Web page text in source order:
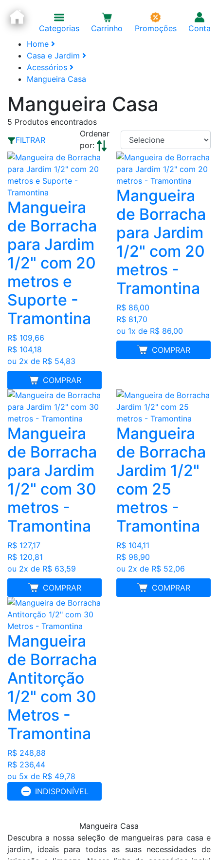
Categorias Carrinho Promoções
Conta
Home
Casa e Jardim
Acessórios
Mangueira Casa
Mangueira Casa
5 Produtos encontrados
FILTRAR
Ordenar
por:
Mangueira
de Borracha
para Jardim
1/2" com 20
metros e
Suporte -
Tramontina
R$ 109,66
R$ 104,18
ou 2x de R$ 54,83
COMPRAR
MELHOR PREÇO
Mangueira
de Borracha
para Jardim
1/2" com 20
metros -
Tramontina
R$ 86,00
R$ 81,70
ou 1x de R$ 86,00
COMPRAR
MELHOR PREÇO
Mangueira
de Borracha
para Jardim
1/2" com 30
metros -
Tramontina
R$ 127,17
R$ 120,81
ou 2x de R$ 63,59
COMPRAR
MELHOR PREÇO
Mangueira
de Borracha
Jardim 1/2"
com 25
metros -
Tramontina
R$ 104,11
R$ 98,90
ou 2x de R$ 52,06
COMPRAR
MELHOR PREÇO
Mangueira
de Borracha
Antitorção
1/2" com 30
Metros -
Tramontina
R$ 248,88
R$ 236,44
ou 5x de R$ 49,78
INDISPONÍVEL
Mangueira Casa
Descubra a nossa seleção de mangueiras para casa e
jardim, ideais para todas as suas necessidades de